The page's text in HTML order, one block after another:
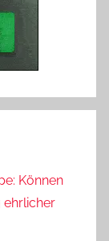
Können
ehrlicher